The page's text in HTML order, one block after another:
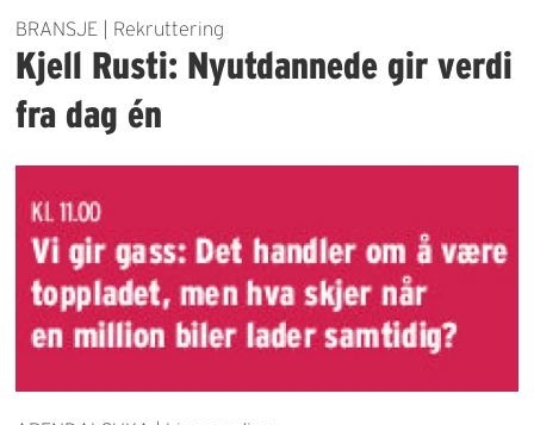
BRANSJE | Rekruttering
Kjell Rusti: Nyutdannede gir verdi
fra dag én